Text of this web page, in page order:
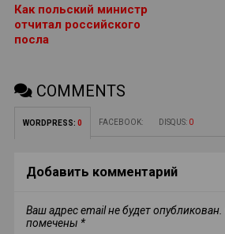
Как польский министр
отчитал российского
посла
COMMENTS
WORDPRESS: 0 FACEBOOK: DISQUS: 0
Добавить комментарий
Ваш адрес email не будет опубликован.
помечены *